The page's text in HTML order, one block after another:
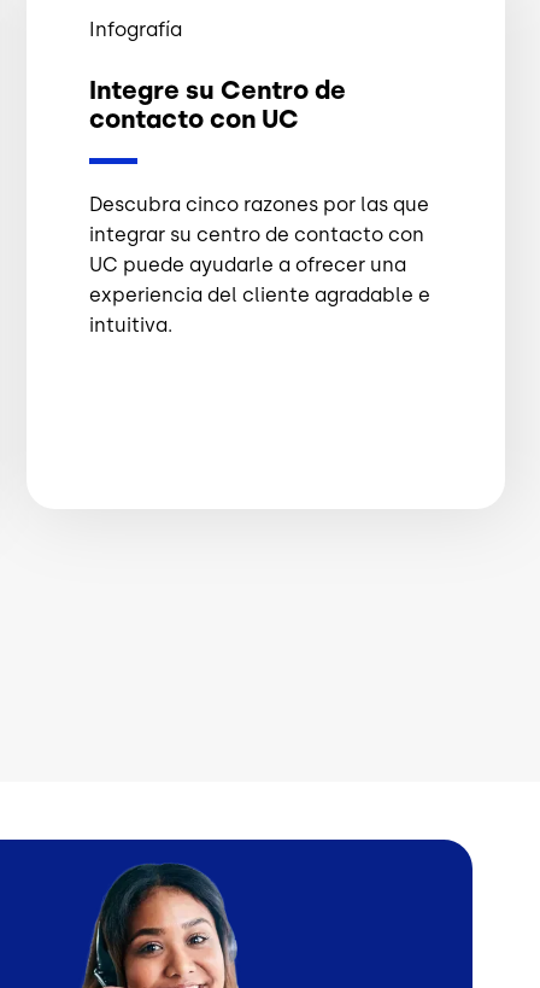
Infografía
Integre su Centro de
contacto con UC
Descubra cinco razones por las que
integrar su centro de contacto con
UC puede ayudarle a ofrecer una
experiencia del cliente agradable e
intuitiva.